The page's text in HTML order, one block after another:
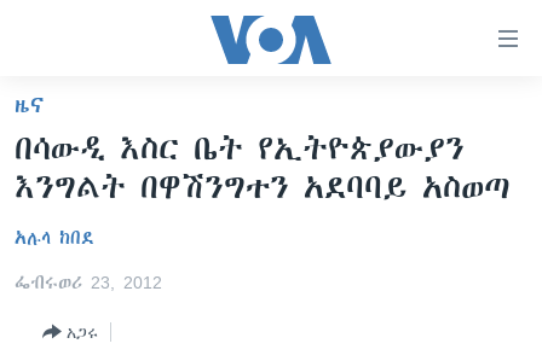
ማገናኛዎች
ዋናው
ይዘት
ወደ
ዋናው
መካከለኛው ምሥራቅ
ኑሮ በጤንነት
የፎቶ መድብሎች
ዜና
በሳውዲ እስር ቤት የኢትዮጵያውያን
እንግልት በዋሽንግተን አደባባይ አስወጣ
አሉላ ከበደ
ፌብሩወሪ 23, 2012
አጋሩ